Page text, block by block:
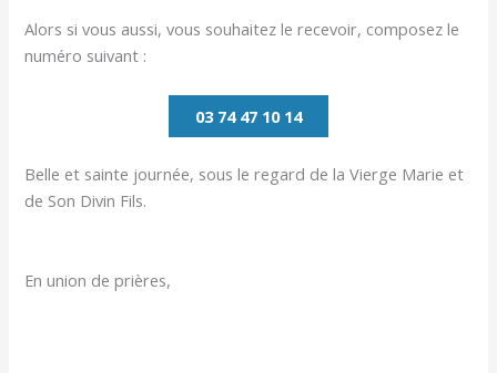
Alors si vous aussi, vous souhaitez le recevoir, composez le
numéro suivant :
03 74 47 10 14
Belle et sainte journée, sous le regard de la Vierge Marie et
de Son Divin Fils.
En union de prières,